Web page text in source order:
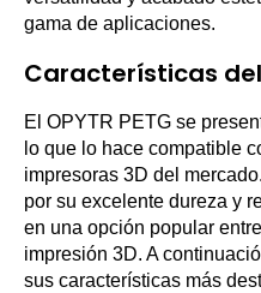
gama de aplicaciones.
Características
El OPYTR PETG se
lo que lo hace compatible
impresoras 3D del
por su excelente dureza y
en una opción popular
impresión 3D. A
sus características más